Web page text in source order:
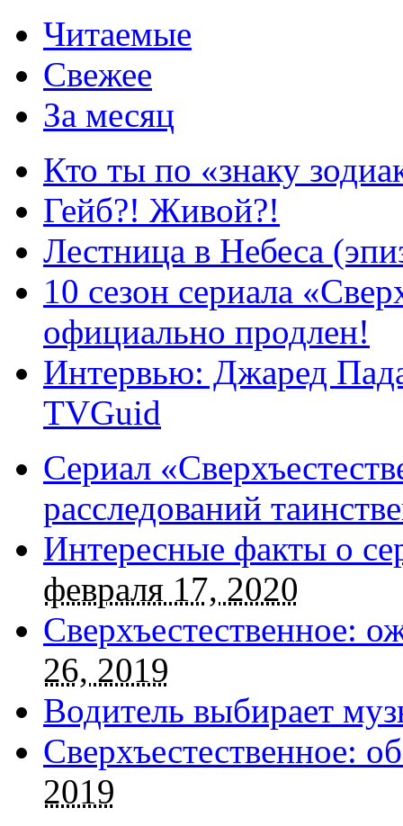
Читаемые
Свежее
За месяц
Кто ты по «знаку
Гейб?! Живой?!
Лестница в Небеса
10 сезон сериала
официально продлен!
Интервью: Джаред
TVGuid
Сериал
расследований
Интересные факты о
февраля 17, 2020
Сверхъестественное:
26, 2019
Водитель выбирает
Сверхъестественное:
2019